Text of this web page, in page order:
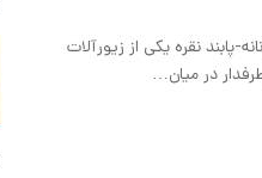
پابند نقره یکی از زیورآلات
در میان…